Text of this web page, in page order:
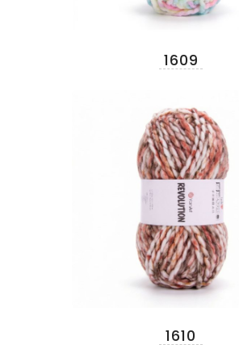
1609
1610